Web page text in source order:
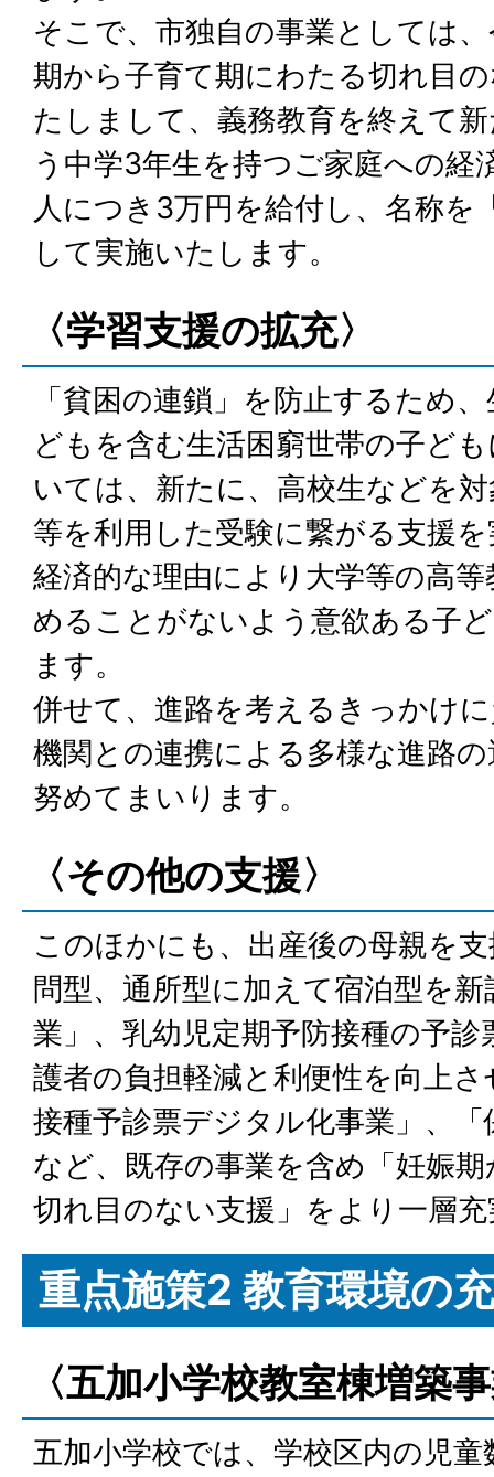
そこで、市独自の事業としては
期から子育て期にわたる切れ目
たしまして、義務教育を終えて
う中学3年生を持つご家庭への経
人につき3万円を給付し、名称を
して実施いたします。
〈学習支援の拡充〉
「貧困の連鎖」を防止するため
どもを含む生活困窮世帯の子ど
いては、新たに、高校生などを
等を利用した受験に繋がる支援
経済的な理由により大学等の高
めることがないよう意欲ある子
ます。
併せて、進路を考えるきっかけ
機関との連携による多様な進路
努めてまいります。
〈その他の支援〉
このほかにも、出産後の母親を
問型、通所型に加えて宿泊型を
業」、乳幼児定期予防接種の予
護者の負担軽減と利便性を向上
接種予診票デジタル化事業」、
など、既存の事業を含め「妊娠
切れ目のない支援」をより一層
重点施策2 教育環境の
〈五加小学校教室棟増築
五加小学校では、学校区内の児